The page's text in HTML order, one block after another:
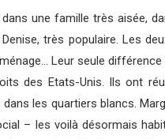
une famille très aisée,
très populaire. Les
Leur seule
des Etats-Unis. Ils ont
les quartiers blancs.
– les voilà désormais